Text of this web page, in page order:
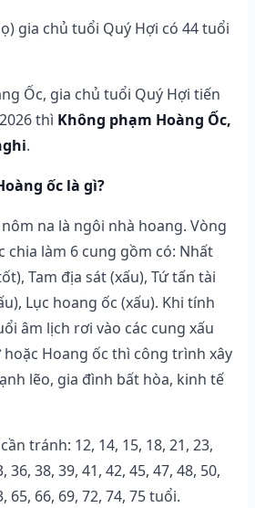
gia chủ tuổi Quý Hợi có 44 tuổi
Ốc, gia chủ tuổi Quý Hợi tiến
thì Không phạm Hoàng Ốc,
.
ốc là gì?
na là ngôi nhà hoang. Vòng
chia làm 6 cung gồm có: Nhất
Tam địa sát (xấu), Tứ tấn tài
Lục hoang ốc (xấu). Khi tính
âm lịch rơi vào các cung xấu
Hoang ốc thì công trình xây
lẽo, gia đình bất hòa, kinh tế
tránh: 12, 14, 15, 18, 21, 23,
36, 38, 39, 41, 42, 45, 47, 48, 50,
65, 66, 69, 72, 74, 75 tuổi.